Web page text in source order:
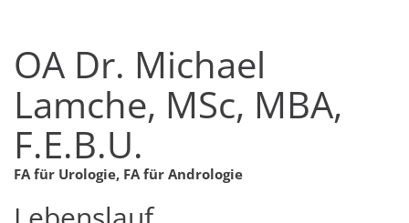
OA Dr. Michael
Lamche, MSc, MBA,
F.E.B.U.
FA für Urologie, FA für Andrologie